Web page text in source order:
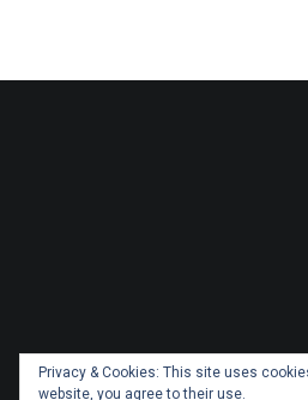
Privacy & Cookies: This site uses
website, you agree to their use.